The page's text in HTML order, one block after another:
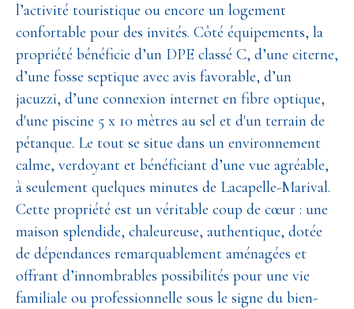
l’activité touristique ou encore un logement
confortable pour des invités. Côté équipements, la
propriété bénéficie d’un DPE classé C, d’une citerne,
d’une fosse septique avec avis favorable, d’un
jacuzzi, d’une connexion internet en fibre optique,
d'une piscine 5 x 10 mètres au sel et d'un terrain de
pétanque. Le tout se situe dans un environnement
calme, verdoyant et bénéficiant d’une vue agréable,
à seulement quelques minutes de Lacapelle-Marival.
Cette propriété est un véritable coup de cœur : une
maison splendide, chaleureuse, authentique, dotée
de dépendances remarquablement aménagées et
offrant d’innombrables possibilités pour une vie
familiale ou professionnelle sous le signe du bien-